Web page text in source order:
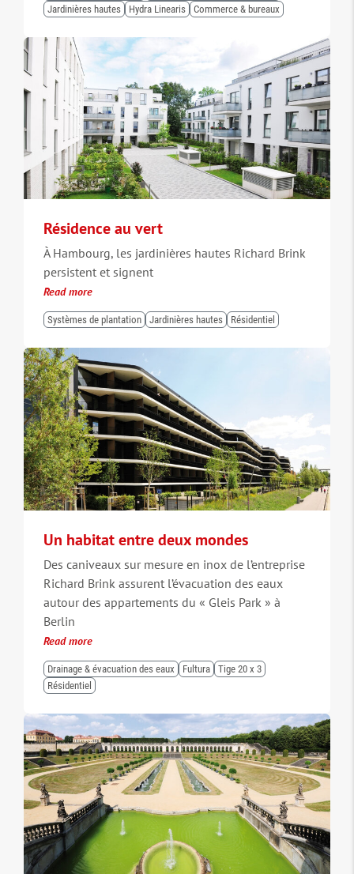
Jardinières hautes
Hydra Linearis Commerce & bureaux
Résidence au vert
À Hambourg, les jardinières hautes Richard Brink
persistent et signent
Read more
Systèmes de plantation Jardinières hautes Résidentiel
Un habitat entre deux mondes
Des caniveaux sur mesure en inox de l’entreprise
Richard Brink assurent l’évacuation des eaux
autour des appartements du « Gleis Park » à
Berlin
Read more
Drainage & évacuation des eaux Fultura
Tige 20 x 3
Résidentiel